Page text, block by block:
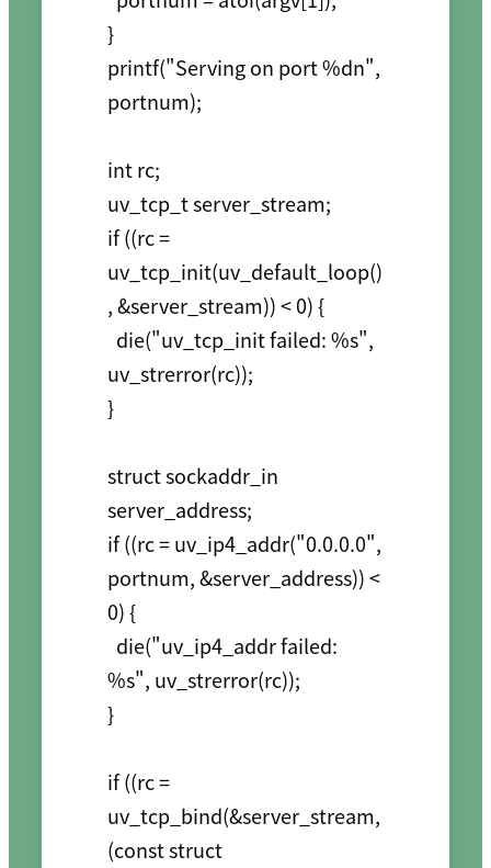
}
printf("Serving on port %dn",
portnum);
int rc;
uv_tcp_t server_stream;
if ((rc =
uv_tcp_init(uv_default_loop()
, &server_stream)) < 0) {
uv_strerror(rc));
}
struct sockaddr_in
server_address;
if ((rc = uv_ip4_addr("0.0.0.0",
portnum, &server_address)) <
0) {
%s", uv_strerror(rc));
}
if ((rc =
uv_tcp_bind(&server_stream,
(const struct